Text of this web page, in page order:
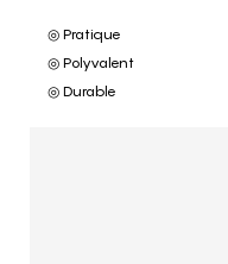
◎ Pratique
◎ Polyvalent
◎ Durable